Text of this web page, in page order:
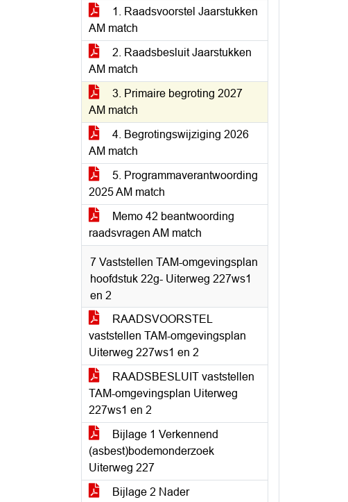
1. Raadsvoorstel Jaarstukken
AM match
2. Raadsbesluit Jaarstukken
AM match
3. Primaire begroting 2027
AM match
4. Begrotingswijziging 2026
AM match
5. Programmaverantwoording
2025 AM match
Memo 42 beantwoording
raadsvragen AM match
7 Vaststellen TAM-omgevingsplan
hoofdstuk 22g- Uiterweg 227ws1
en 2
RAADSVOORSTEL
vaststellen TAM-omgevingsplan
Uiterweg 227ws1 en 2
RAADSBESLUIT vaststellen
TAM-omgevingsplan Uiterweg
227ws1 en 2
Bijlage 1 Verkennend
(asbest)bodemonderzoek
Uiterweg 227
Bijlage 2 Nader